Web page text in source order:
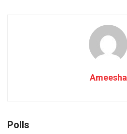
Ameesha
Polls